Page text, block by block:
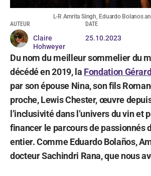
L-R Amrita Singh, Eduardo Bolanos
AUTEUR
Claire
Hohweyer
DATE
25.10.2023
Du nom du meilleur sommelier du
décédé en 2019, la Fondation
par son épouse Nina, son fils
proche, Lewis Chester, œuvre
l’inclusivité dans l’univers du vin et
financer le parcours de passionnés
entier. Comme Eduardo Bolaños,
docteur Sachindri Rana, que nous